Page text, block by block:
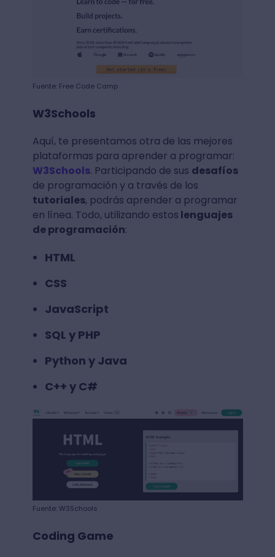
Fuente: Free Code Camp
W3Schools
Aquí, te presentamos otra de las mejores
plataformas para aprender a programar:
W3Schools. Participando de sus desafíos
de programación y a través de los
tutoriales, podrás aprender a programar
en línea. Todo, utilizando estos lenguajes
de programación:
HTML
CSS
JavaScript
SQL y PHP
Python y Java
C++ y C#
Fuente: W3Schools
Coding Game